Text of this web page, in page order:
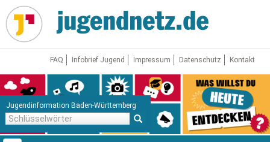
Direkt
zum
Inhalt
FAQ Infobrief Jugend Impressum Datenschutz Kontakt
Jugendinformation Baden-Württemberg